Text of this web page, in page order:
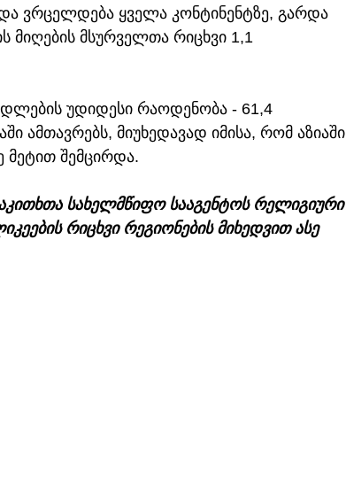
ვრცელდება ყველა კონტინენტზე, გარდა
მიღების მსურველთა რიცხვი 1,1
უდიდესი რაოდენობა - 61,4
ამთავრებს, მიუხედავად იმისა, რომ აზიაში
მეტით შემცირდა.
სახელმწიფო სააგენტოს რელიგიური
რიცხვი რეგიონების მიხედვით ასე